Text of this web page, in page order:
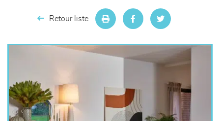
chambres et dressing
décoration
Retour liste